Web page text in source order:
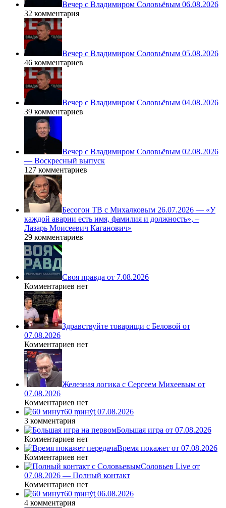
Вечер с Владимиром Соловьёвым 06.08.2026
32 комментария
Вечер с Владимиром Соловьёвым 05.08.2026
46 комментариев
Вечер с Владимиром Соловьёвым 04.08.2026
39 комментариев
Вечер с Владимиром Соловьёвым 02.08.2026
— Воскресный выпуск
127 комментариев
Бесогон ТВ с Михалковым 26.07.2026 — «У
каждой аварии есть имя, фамилия и должность», –
Лазарь Моисеевич Каганович»
29 комментариев
Своя правда от 7.08.2026
Комментариев нет
Здравствуйте товарищи с Беловой от
07.08.2026
Комментариев нет
Железная логика с Сергеем Михеевым от
07.08.2026
Комментариев нет
60 ṃинẏƫ 07.08.2026
3 комментария
Большая игра от 07.08.2026
Комментариев нет
Время покажет от 07.08.2026
Комментариев нет
Соловьев Live от
07.08.2026 — Полный контакт
Комментариев нет
60 ṃинẏƫ 06.08.2026
4 комментария